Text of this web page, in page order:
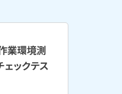
業環境測
ックテス